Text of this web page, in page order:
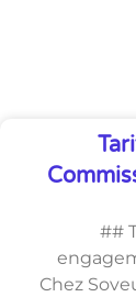
##
Chez